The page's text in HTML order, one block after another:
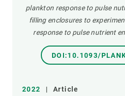
plankton response to pulse
filling enclosures to
response to pulse nutrient
DOI:10.1093/
2022 | Article